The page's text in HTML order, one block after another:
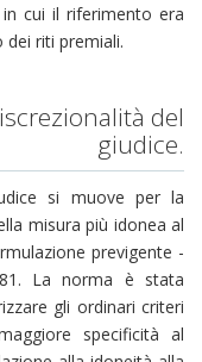
cui il riferimento era
dei riti premiali.
del
giudice.
si muove per la
misura più idonea al
previgente -
La norma è stata
gli ordinari criteri
specificità al